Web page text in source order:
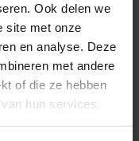
Ook delen we
site met onze
en analyse. Deze
met andere
of die ze hebben
hun services.